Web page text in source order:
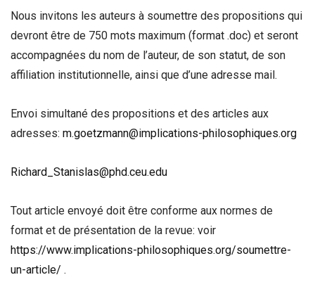
Nous invitons les auteurs à soumettre des propositions qui
devront être de 750 mots maximum (format .doc) et seront
accompagnées du nom de l’auteur, de son statut, de son
affiliation institutionnelle, ainsi que d’une adresse mail.
Envoi simultané des propositions et des articles aux
adresses: m.goetzmann@implications-philosophiques.org
Richard_Stanislas@phd.ceu.edu
Tout article envoyé doit être conforme aux normes de
format et de présentation de la revue: voir
https://www.implications-philosophiques.org/soumettre-
un-article/ .